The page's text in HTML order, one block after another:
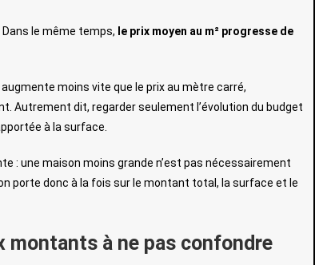
le même temps, le prix moyen au m² progresse de
moins vite que le prix au mètre carré,
Autrement dit, regarder seulement l’évolution du budget
à la surface.
: une maison moins grande n’est pas nécessairement
porte donc à la fois sur le montant total, la surface et le
à ne pas confondre